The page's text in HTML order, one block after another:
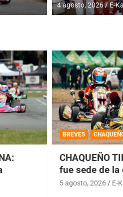
4 agosto, 2026 E-
BREVES
CHAQUEÑO
fue sede de
5 agosto, 2026 E-
COBERTURA ESPECIAL DE E-
IAME SERIES ARGENTINA 6
Baradero (Buenos Aires)
Ciudad de Trenque Lauquen (Asfalto)